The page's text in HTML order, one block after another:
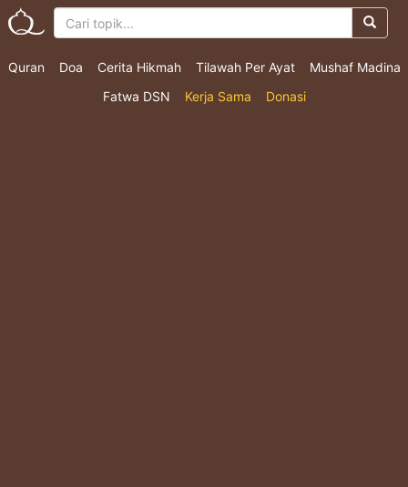
Quran Doa Cerita Hikmah Tilawah Per Ayat
Mushaf Madina
Fatwa DSN
Kerja Sama Donasi